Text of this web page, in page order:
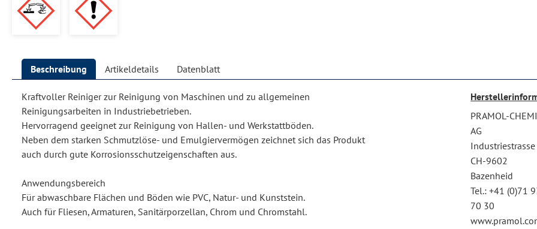
Beschreibung Artikeldetails Datenblatt
Kraftvoller Reiniger zur Reinigung von Maschinen und zu allgemeinen
Reinigungsarbeiten in Industriebetrieben.
Hervorragend geeignet zur Reinigung von Hallen- und Werkstattböden.
Neben dem starken Schmutzlöse- und Emulgiervermögen zeichnet sich das Produkt
auch durch gute Korrosionsschutzeigenschaften aus.
Anwendungsbereich
Für abwaschbare Flächen und Böden wie PVC, Natur- und Kunststein.
Auch für Fliesen, Armaturen, Sanitärporzellan, Chrom und Chromstahl.
PRAMOL-
AG
Industriestrasse
CH-9602
Bazenheid
Tel.: +41 (0)71
70 30